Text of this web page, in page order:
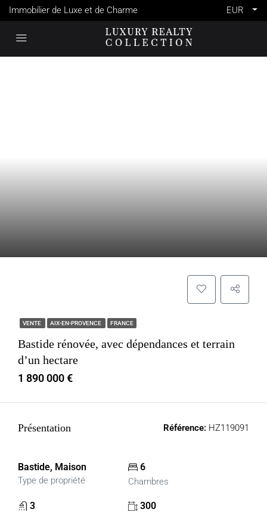
Immobilier de Luxe et de Charme EUR
VENTE AIX-EN-PROVENCE FRANCE
Bastide rénovée, avec dépendances et terrain
d’un hectare
1 890 000 €
Présentation Référence: HZ119091
Bastide, Maison
Type de propriété
6
Chambres
3 300